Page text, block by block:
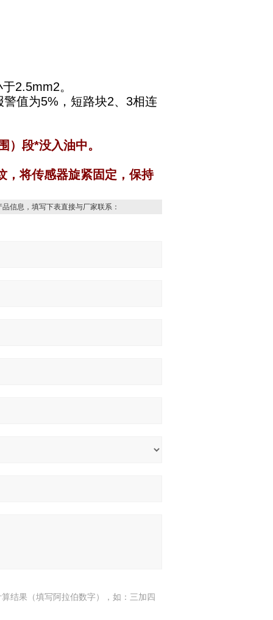
2.5mm2。
值为5%，短路块2、3相连
）段*没入油中。
，将传感器旋紧固定，保持
信息，填写下表直接与厂家联系：
结果（填写阿拉伯数字），如：三加四